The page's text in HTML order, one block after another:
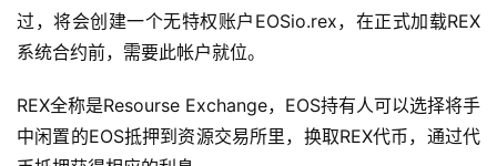
过，将会创建一个无特权账户EOSio.rex，在正式加载REX
系统合约前，需要此帐户就位。
REX全称是Resourse Exchange，EOS持有人可以选择将手
中闲置的EOS抵押到资源交易所里，换取REX代币，通过代